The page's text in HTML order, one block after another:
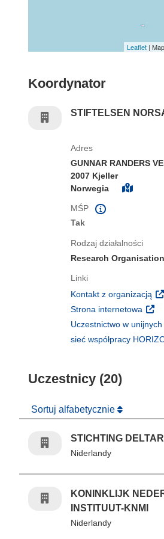
Leaflet |
Koordynator
STIFTELSEN
Adres
GUNNAR RANDERS
2007 Kjeller
Norwegia
MŚP
Tak
Rodzaj działalności
Research
Linki
Kontakt z organizacją
Strona internetowa
Uczestnictwo w
sieć współpracy
Uczestnicy (20)
Sortuj alfabetycznie
STICHTING
Niderlandy
KONINKLIJK
INSTITUUT-KNMI
Niderlandy